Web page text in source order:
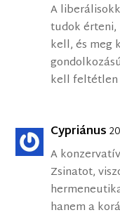
A
tudok érteni,
kell, és meg
kell feltétlen
Cypriánus
A
Zsinatot,
hanem a